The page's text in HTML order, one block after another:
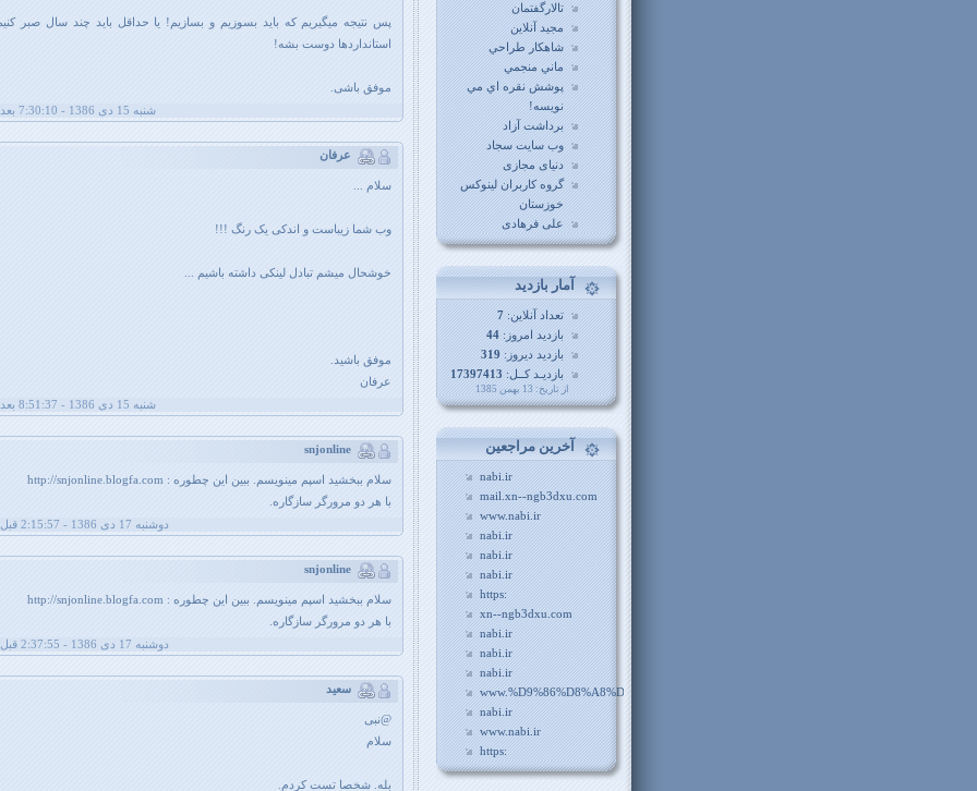
تالارگفتمان
مجید آنلاین
شاهکار طراحي
ماني منجمي
پوشش نقره اي مي
نويسه!
برداشت آزاد
وب سايت سجاد
دنیای مجازی
گروه کاربران لینوکس
خوزستان
علی فرهادی
آمار بازديد
تعداد آنلاین:7
بازدید امروز:44
بازدید دیروز:319
بازدیـد کــل:17397413
از تاريخ: 13 بهمن 1385
آخرين مراجعين
nabi.ir
mail.xn--ngb3dxu.com
www.nabi.ir
nabi.ir
nabi.ir
nabi.ir
https:
xn--ngb3dxu.com
nabi.ir
nabi.ir
nabi.ir
www.%D9%86%D8%A8%DB%8C.com
nabi.ir
www.nabi.ir
https:
استانداردها دوست بشه!
موفق باشی.
شنبه 15 دی 1386 - 7:30:10 بعد از ظهر
عرفان
سلام ...
وب شما زیباست و اندکی یک رنگ !!!
خوشحال میشم تبادل لینکی داشته باشیم ...
موفق باشید.
عرفان
شنبه 15 دی 1386 - 8:51:37 بعد از ظهر
سلام ببخشيد اسپم مينويسم. ببين اين چطوره : http://snjonline.blogfa.com
با هر دو مرورگر سازگاره.
دوشنبه 17 دی 1386 - 2:15:57 قبل از ظهر
سلام ببخشيد اسپم مينويسم. ببين اين چطوره : http://snjonline.blogfa.com
با هر دو مرورگر سازگاره.
دوشنبه 17 دی 1386 - 2:37:55 قبل از ظهر
سعید
@نبی
سلام
بله. شخصا تست کردم.